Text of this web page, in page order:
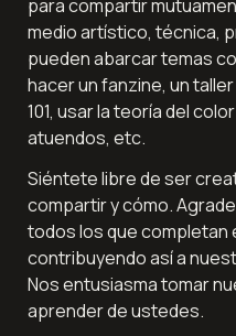
para compartir
medio artístico, técnica,
pueden abarcar temas
hacer un fanzine, un
101, usar la teoría del
atuendos, etc.
Siéntete libre de ser
compartir y cómo.
todos los que completan
contribuyendo así a
Nos entusiasma tomar
aprender de ustedes.